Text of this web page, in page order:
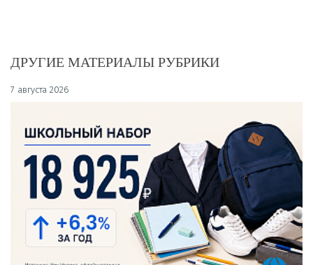
ДРУГИЕ МАТЕРИАЛЫ РУБРИКИ
7 августа 2026